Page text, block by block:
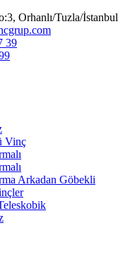
Orhanlı/Tuzla/İstanbul
39
Vinç
Arkadan Göbekli